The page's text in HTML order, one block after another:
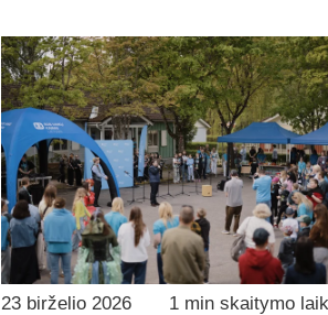
23 birželio 2026 1 min skaitymo